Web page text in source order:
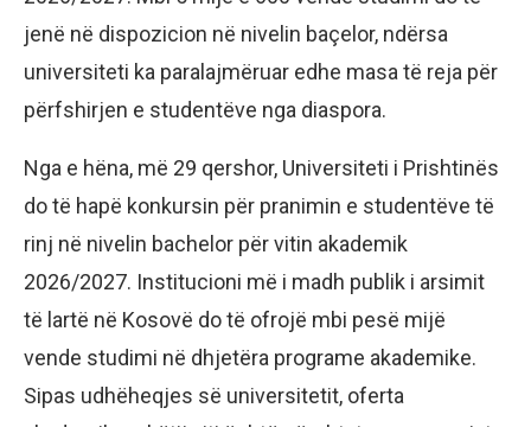
jenë në dispozicion në nivelin baçelor, ndërsa
universiteti ka paralajmëruar edhe masa të reja për
përfshirjen e studentëve nga diaspora.
Nga e hëna, më 29 qershor, Universiteti i Prishtinës
do të hapë konkursin për pranimin e studentëve të
rinj në nivelin bachelor për vitin akademik
2026/2027. Institucioni më i madh publik i arsimit
të lartë në Kosovë do të ofrojë mbi pesë mijë
vende studimi në dhjetëra programe akademike.
Sipas udhëheqjes së universitetit, oferta